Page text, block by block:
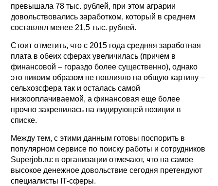
превышала 78 тыс. рублей, при этом аграрии
довольствовались заработком, который в среднем
составлял менее 21,5 тыс. рублей.
Стоит отметить, что с 2015 года средняя заработная
плата в обеих сферах увеличилась (причем в
финансовой – гораздо более существенно), однако
это никоим образом не повлияло на общую картину –
сельхозсфера так и осталась самой
низкооплачиваемой, а финансовая еще более
прочно закрепилась на лидирующей позиции в
списке.
Между тем, с этими данным готовы поспорить в
популярном сервисе по поиску работы и сотрудников
Superjob.ru: в организации отмечают, что на самое
высокое денежное довольствие сегодня претендуют
специалисты IT-сферы.